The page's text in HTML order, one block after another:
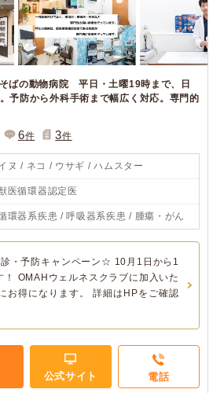
ばの動物病院 平日・土曜19時まで、日
予防から外科手術まで幅広く対応。専門的
6件 3件
ヌ / ネコ / ウサギ / ハムスター
医循環器認定医
環器系疾患 / 呼吸器系疾患 / 腫瘍・がん
・予防キャンペーン☆ 10月1日から1
！ OMAHウェルネスクラブに加入いた
お得になります。 詳細はHPをご確認
公式サイト 電話